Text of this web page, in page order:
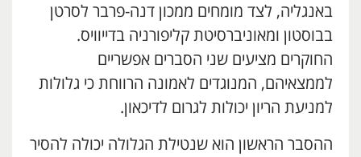
באנגליה, לצד מומחים ממכון דנה-פרבר לסרטן
בבוסטון ומאוניברסיטת קליפורניה בדייוויס.
החוקרים מציעים שני הסברים אפשריים
לממצאיהם, המנוגדים לאמונה הרווחת כי גלולות
למניעת הריון יכולות לגרום לדיכאון.
ההסבר הראשון הוא שנטילת הגלולה יכולה להסיר